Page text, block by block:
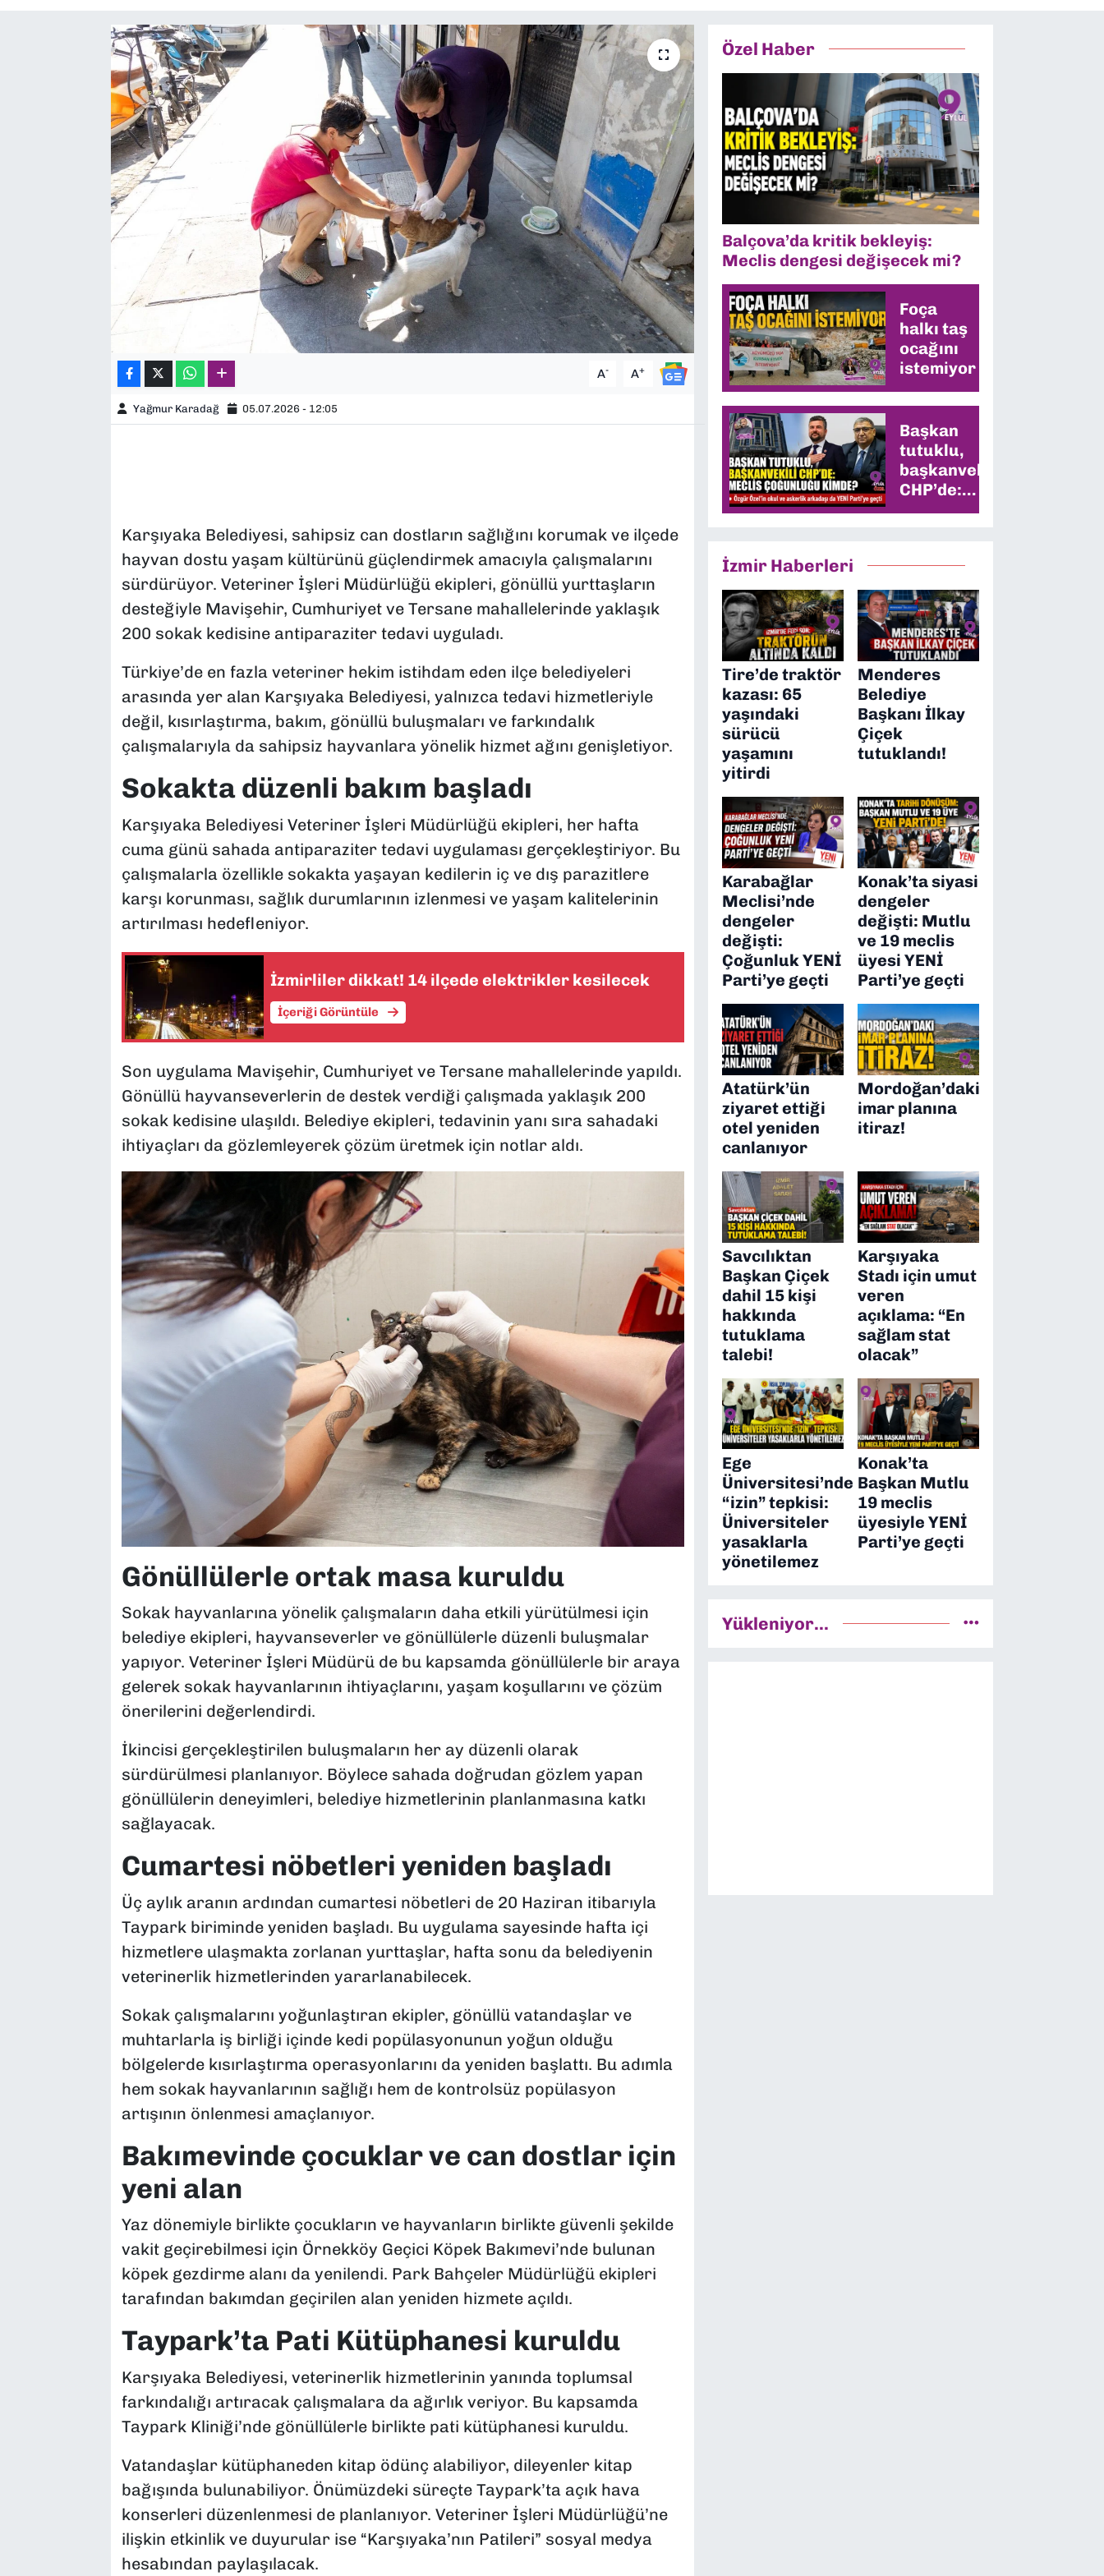
A- A+
Yağmur Karadağ 05.07.2026 - 12:05
Karşıyaka Belediyesi, sahipsiz can dostların sağlığını korumak ve ilçede
hayvan dostu yaşam kültürünü güçlendirmek amacıyla çalışmalarını
sürdürüyor. Veteriner İşleri Müdürlüğü ekipleri, gönüllü yurttaşların
desteğiyle Mavişehir, Cumhuriyet ve Tersane mahallelerinde yaklaşık
200 sokak kedisine antiparaziter tedavi uyguladı.
Türkiye’de en fazla veteriner hekim istihdam eden ilçe belediyeleri
arasında yer alan Karşıyaka Belediyesi, yalnızca tedavi hizmetleriyle
değil, kısırlaştırma, bakım, gönüllü buluşmaları ve farkındalık
çalışmalarıyla da sahipsiz hayvanlara yönelik hizmet ağını genişletiyor.
Sokakta düzenli bakım başladı
Karşıyaka Belediyesi Veteriner İşleri Müdürlüğü ekipleri, her hafta
cuma günü sahada antiparaziter tedavi uygulaması gerçekleştiriyor. Bu
çalışmalarla özellikle sokakta yaşayan kedilerin iç ve dış parazitlere
karşı korunması, sağlık durumlarının izlenmesi ve yaşam kalitelerinin
artırılması hedefleniyor.
İzmirliler dikkat! 14 ilçede elektrikler kesilecek
İçeriği Görüntüle
Son uygulama Mavişehir, Cumhuriyet ve Tersane mahallelerinde yapıldı.
Gönüllü hayvanseverlerin de destek verdiği çalışmada yaklaşık 200
sokak kedisine ulaşıldı. Belediye ekipleri, tedavinin yanı sıra sahadaki
ihtiyaçları da gözlemleyerek çözüm üretmek için notlar aldı.
Gönüllülerle ortak masa kuruldu
Sokak hayvanlarına yönelik çalışmaların daha etkili yürütülmesi için
belediye ekipleri, hayvanseverler ve gönüllülerle düzenli buluşmalar
yapıyor. Veteriner İşleri Müdürü de bu kapsamda gönüllülerle bir araya
gelerek sokak hayvanlarının ihtiyaçlarını, yaşam koşullarını ve çözüm
önerilerini değerlendirdi.
İkincisi gerçekleştirilen buluşmaların her ay düzenli olarak
sürdürülmesi planlanıyor. Böylece sahada doğrudan gözlem yapan
gönüllülerin deneyimleri, belediye hizmetlerinin planlanmasına katkı
sağlayacak.
Cumartesi nöbetleri yeniden başladı
Üç aylık aranın ardından cumartesi nöbetleri de 20 Haziran itibarıyla
Taypark biriminde yeniden başladı. Bu uygulama sayesinde hafta içi
hizmetlere ulaşmakta zorlanan yurttaşlar, hafta sonu da belediyenin
veterinerlik hizmetlerinden yararlanabilecek.
Sokak çalışmalarını yoğunlaştıran ekipler, gönüllü vatandaşlar ve
muhtarlarla iş birliği içinde kedi popülasyonunun yoğun olduğu
bölgelerde kısırlaştırma operasyonlarını da yeniden başlattı. Bu adımla
hem sokak hayvanlarının sağlığı hem de kontrolsüz popülasyon
artışının önlenmesi amaçlanıyor.
Bakımevinde çocuklar ve can dostlar için
yeni alan
Yaz dönemiyle birlikte çocukların ve hayvanların birlikte güvenli şekilde
vakit geçirebilmesi için Örnekköy Geçici Köpek Bakımevi’nde bulunan
köpek gezdirme alanı da yenilendi. Park Bahçeler Müdürlüğü ekipleri
tarafından bakımdan geçirilen alan yeniden hizmete açıldı.
Taypark’ta Pati Kütüphanesi kuruldu
Karşıyaka Belediyesi, veterinerlik hizmetlerinin yanında toplumsal
farkındalığı artıracak çalışmalara da ağırlık veriyor. Bu kapsamda
Taypark Kliniği’nde gönüllülerle birlikte pati kütüphanesi kuruldu.
Vatandaşlar kütüphaneden kitap ödünç alabiliyor, dileyenler kitap
bağışında bulunabiliyor. Önümüzdeki süreçte Taypark’ta açık hava
konserleri düzenlenmesi de planlanıyor. Veteriner İşleri Müdürlüğü’ne
ilişkin etkinlik ve duyurular ise “Karşıyaka’nın Patileri” sosyal medya
hesabından paylaşılacak.
Özel Haber
Balçova’da kritik bekleyiş:
Meclis dengesi değişecek mi?
Foça
halkı taş
ocağını
istemiyor
Başkan
tutuklu,
başkanvekili
CHP’de:
Meclis
İzmir Haberleri
Tire’de traktör
kazası: 65
yaşındaki
sürücü
yaşamını
yitirdi
Menderes
Belediye
Başkanı İlkay
Çiçek
tutuklandı!
Karabağlar
Meclisi’nde
dengeler
değişti:
Çoğunluk YENİ
Parti’ye geçti
Konak’ta siyasi
dengeler
değişti: Mutlu
ve 19 meclis
üyesi YENİ
Parti’ye geçti
Atatürk’ün
ziyaret ettiği
otel yeniden
canlanıyor
Mordoğan’daki
imar planına
itiraz!
Savcılıktan
Başkan Çiçek
dahil 15 kişi
hakkında
tutuklama
talebi!
Karşıyaka
Stadı için umut
veren
açıklama: “En
sağlam stat
olacak”
Ege
Üniversitesi’nde
“izin” tepkisi:
Üniversiteler
yasaklarla
yönetilemez
Konak’ta
Başkan Mutlu
19 meclis
üyesiyle YENİ
Parti’ye geçti
Yükleniyor...
TEKNOLOJİ
YEREL YÖNETİMLER